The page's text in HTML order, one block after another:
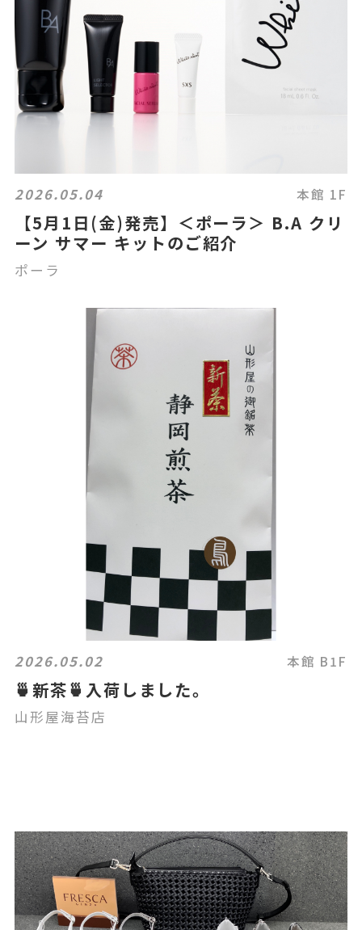
2026.05.04 本館 1F
【5月1日(金)発売】＜ポーラ＞ B.A クリ
ーン サマー キットのご紹介
ポーラ
2026.05.02 本館 B1F
🍵新茶🍵入荷しました。
山形屋海苔店